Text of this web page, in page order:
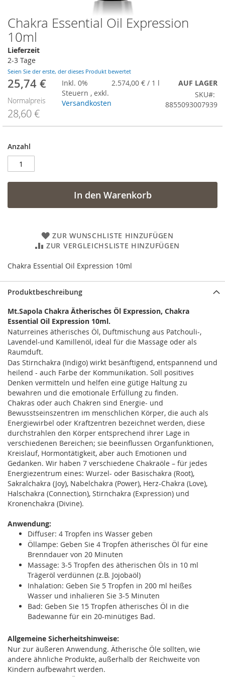
Chakra Essential Oil Expression
10ml
Lieferzeit
2-3 Tage
Seien Sie der erste, der dieses Produkt bewertet
Sonderangebot
25,74 €
Normalpreis
28,60 €
Inkl. 0%
Steuern , exkl.
Versandkosten
2.574,00 € / 1 l
AUF LAGER
SKU
8855093007939
Anzahl
In den Warenkorb
ZUR WUNSCHLISTE HINZUFÜGEN
ZUR VERGLEICHSLISTE HINZUFÜGEN
Chakra Essential Oil Expression 10ml
Zum
Anfang
der
Bildergalerie
springen
Produktbeschreibung
Mt.Sapola Chakra Ätherisches Öl Expression, Chakra
Essential Oil Expression 10ml.
Naturreines ätherisches Öl, Duftmischung aus Patchouli-,
Lavendel-und Kamillenöl, ideal für die Massage oder als
Raumduft.
Das Stirnchakra (Indigo) wirkt besänftigend, entspannend und
heilend - auch Farbe der Kommunikation. Soll positives
Denken vermitteln und helfen eine gütige Haltung zu
bewahren und die emotionale Erfüllung zu finden.
Chakras oder auch Chakren sind Energie- und
Bewusstseinszentren im menschlichen Körper, die auch als
Energiewirbel oder Kraftzentren bezeichnet werden, diese
durchstrahlen den Körper entsprechend ihrer Lage in
verschiedenen Bereichen; sie beeinflussen Organfunktionen,
Kreislauf, Hormontätigkeit, aber auch Emotionen und
Gedanken. Wir haben 7 verschiedene Chakraöle – für jedes
Energiezentrum eines: Wurzel- oder Basischakra (Root),
Sakralchakra (Joy), Nabelchakra (Power), Herz-Chakra (Love),
Halschakra (Connection), Stirnchakra (Expression) und
Kronenchakra (Divine).
Anwendung:
Diffuser: 4 Tropfen ins Wasser geben
Öllampe: Geben Sie 4 Tropfen ätherisches Öl für eine
Brenndauer von 20 Minuten
Massage: 3-5 Tropfen des ätherischen Öls in 10 ml
Trägeröl verdünnen (z.B. Jojobaöl)
Inhalation: Geben Sie 5 Tropfen in 200 ml heißes
Wasser und inhalieren Sie 3-5 Minuten
Bad: Geben Sie 15 Tropfen ätherisches Öl in die
Badewanne für ein 20-minütiges Bad.
Allgemeine Sicherheitshinweise:
Nur zur äußeren Anwendung. Ätherische Öle sollten, wie
andere ähnliche Produkte, außerhalb der Reichweite von
Kindern aufbewahrt werden.